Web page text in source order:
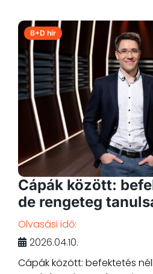
B+D hír
Cápák között:
de rengeteg
Olvasási idő:
2026.04.10.
Cápák között: befektetés